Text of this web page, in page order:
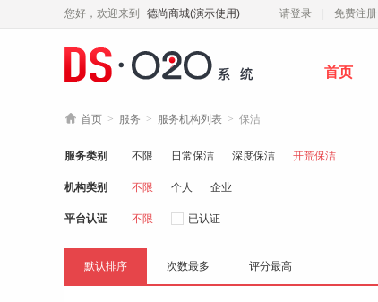
您好，欢迎来到 德尚商城(演示使用) 请登录 免费注册
首页
 首页 > 服务 > 服务机构列表 > 保洁
服务类别 不限 日常保洁 深度保洁 开荒保洁
机构类别 不限 个人 企业
平台认证 不限 已认证
默认排序 次数最多 评分最高